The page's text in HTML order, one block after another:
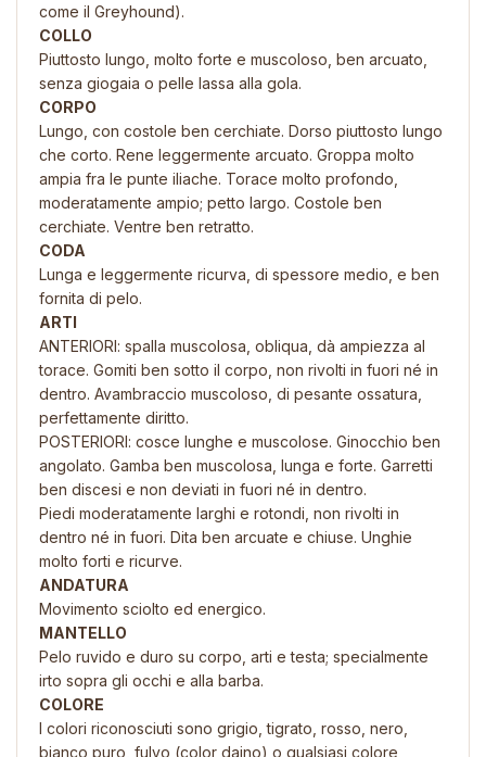
come il Greyhound).
COLLO
Piuttosto lungo, molto forte e muscoloso, ben arcuato,
senza giogaia o pelle lassa alla gola.
CORPO
Lungo, con costole ben cerchiate. Dorso piuttosto lungo
che corto. Rene leggermente arcuato. Groppa molto
ampia fra le punte iliache. Torace molto profondo,
moderatamente ampio; petto largo. Costole ben
cerchiate. Ventre ben retratto.
CODA
Lunga e leggermente ricurva, di spessore medio, e ben
fornita di pelo.
ARTI
ANTERIORI: spalla muscolosa, obliqua, dà ampiezza al
torace. Gomiti ben sotto il corpo, non rivolti in fuori né in
dentro. Avambraccio muscoloso, di pesante ossatura,
perfettamente diritto.
POSTERIORI: cosce lunghe e muscolose. Ginocchio ben
angolato. Gamba ben muscolosa, lunga e forte. Garretti
ben discesi e non deviati in fuori né in dentro.
Piedi moderatamente larghi e rotondi, non rivolti in
dentro né in fuori. Dita ben arcuate e chiuse. Unghie
molto forti e ricurve.
ANDATURA
Movimento sciolto ed energico.
MANTELLO
Pelo ruvido e duro su corpo, arti e testa; specialmente
irto sopra gli occhi e alla barba.
COLORE
I colori riconosciuti sono grigio, tigrato, rosso, nero,
bianco puro, fulvo (color daino) o qualsiasi colore